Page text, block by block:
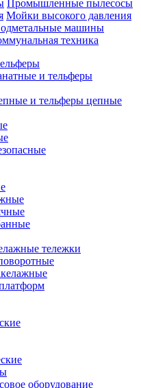
Промышленные пылесосы
Мойки высокого давления
машины
техника
и тельферы
и тельферы цепные
тележки
оборудование